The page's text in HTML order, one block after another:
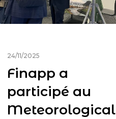
24/11/2025
Finapp a
participé au
Meteorological